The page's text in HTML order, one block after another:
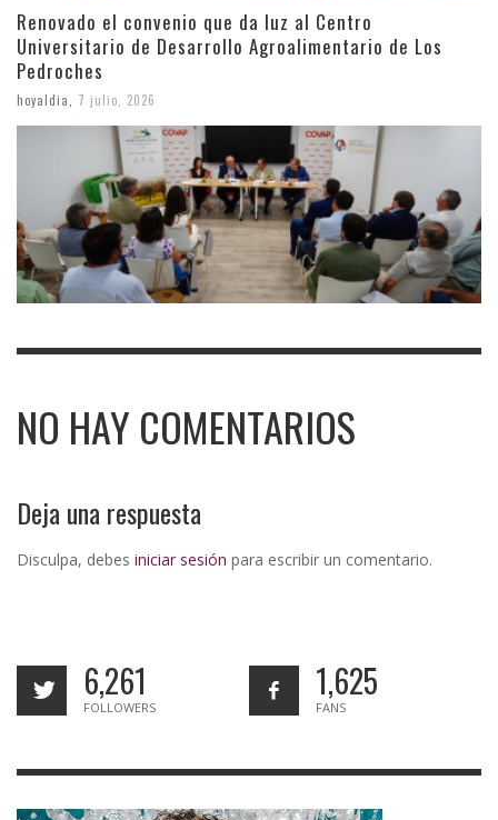
Renovado el convenio que da luz al Centro
Universitario de Desarrollo Agroalimentario de Los
Pedroches
hoyaldia 7 julio, 2026
NO HAY COMENTARIOS
Deja una respuesta
Disculpa, debes iniciar sesión para escribir un comentario.
6,261
FOLLOWERS
1,625
FANS